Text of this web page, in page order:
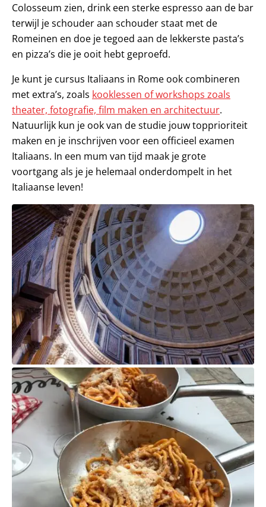
Colosseum zien, drink een sterke espresso aan de bar
terwijl je schouder aan schouder staat met de
Romeinen en doe je tegoed aan de lekkerste pasta’s
en pizza’s die je ooit hebt geproefd.
Je kunt je cursus Italiaans in Rome ook combineren
met extra’s, zoals kooklessen of workshops zoals
theater, fotografie, film maken en architectuur.
Natuurlijk kun je ook van de studie jouw topprioriteit
maken en je inschrijven voor een officieel examen
Italiaans. In een mum van tijd maak je grote
voortgang als je je helemaal onderdompelt in het
Italiaanse leven!